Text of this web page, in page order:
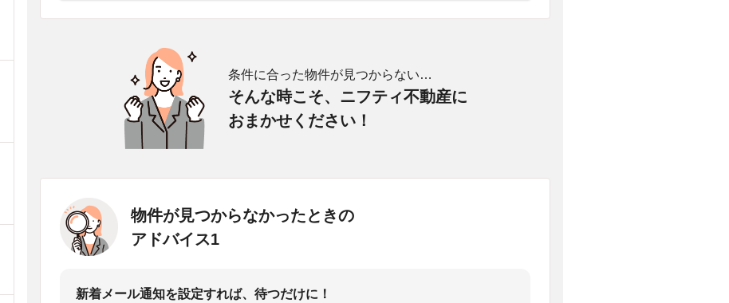
条件に合った物件が見つからない…
そんな時こそ、ニフティ不動産に
おまかせください！
物件が見つからなかったときの
アドバイス1
新着メール通知を設定すれば、待つだけに！